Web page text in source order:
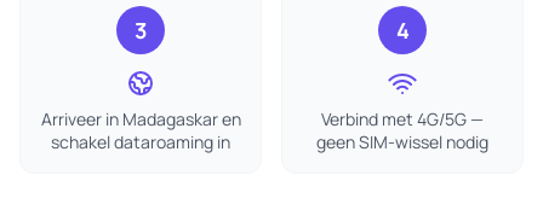
3
Arriveer in Madagaskar en
schakel dataroaming in
4
Verbind met 4G/5G —
geen SIM-wissel nodig